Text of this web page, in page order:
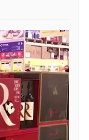
483/GP-BTTTT
Quốc Thắng,
932